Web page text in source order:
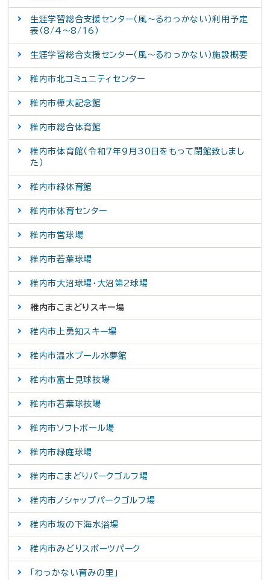
生涯学習総合支援センター（風～るわっかない）利用予定
表（8/4～8/16）
生涯学習総合支援センター（風～るわっかない）施設概要
稚内市北コミュニティセンター
稚内市樺太記念館
稚内市総合体育館
稚内市体育館（令和７年９月30日をもって閉館致しまし
た）
稚内市緑体育館
稚内市体育センター
稚内市営球場
稚内市若葉球場
稚内市大沼球場・大沼第2球場
稚内市こまどりスキー場
稚内市上勇知スキー場
稚内市温水プール水夢館
稚内市富士見球技場
稚内市若葉球技場
稚内市ソフトボール場
稚内市緑庭球場
稚内市こまどりパークゴルフ場
稚内市ノシャップパークゴルフ場
稚内市坂の下海水浴場
稚内市みどりスポーツパーク
「わっかない育みの里」